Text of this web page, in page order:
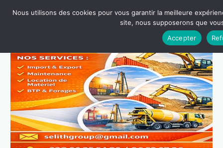
Nous utilisons des cookies pour vous garantir la meilleure
site, nous supposerons que
Accepter